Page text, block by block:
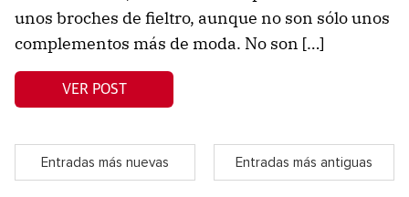
unos broches de fieltro, aunque no son sólo unos
complementos más de moda. No son […]
VER POST
Entradas más nuevas Entradas más antiguas